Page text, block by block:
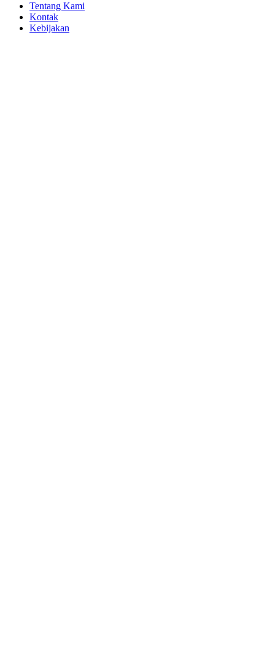
Tentang Kami
Kontak
Kebijakan